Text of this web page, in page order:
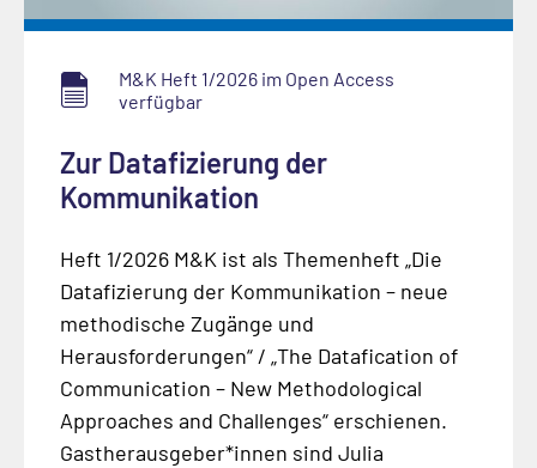
M&K Heft 1/2026 im Open Access
verfügbar
Zur Datafizierung der
Kommunikation
Heft 1/2026 M&K ist als Themenheft „Die
Datafizierung der Kommunikation – neue
methodische Zugänge und
Herausforderungen“ / „The Datafication of
Communication – New Methodological
Approaches and Challenges“ erschienen.
Gastherausgeber*innen sind Julia